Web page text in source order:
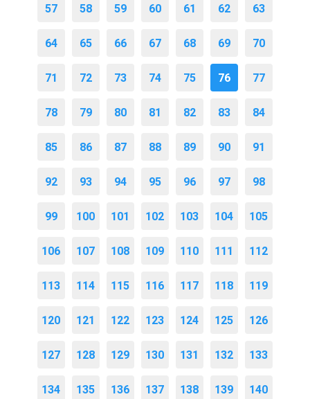
57 58 59 60 61 62 63
64 65 66 67 68 69 70
71 72 73 74 75 76 77
78 79 80 81 82 83 84
85 86 87 88 89 90 91
92 93 94 95 96 97 98
99 100 101 102 103 104 105
106 107 108 109 110 111 112
113 114 115 116 117 118 119
120 121 122 123 124 125 126
127 128 129 130 131 132 133
134 135 136 137 138 139 140